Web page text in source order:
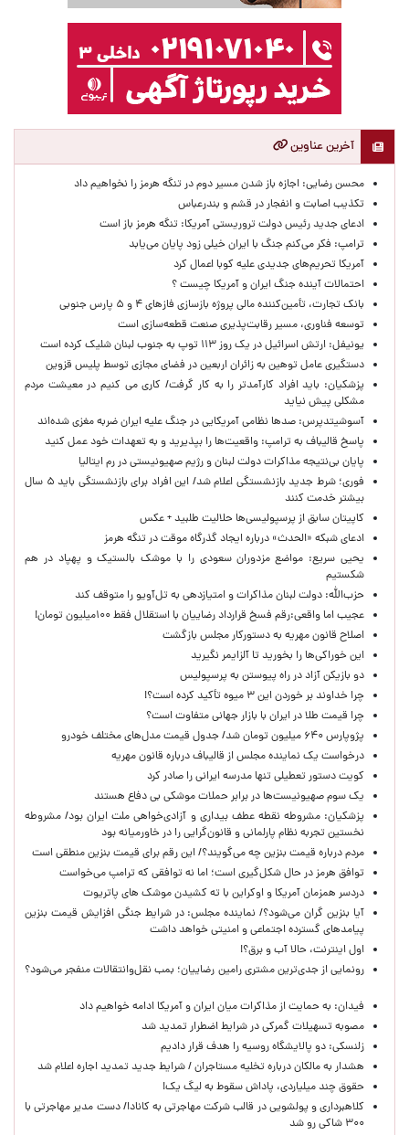
آخرین عناوین
محسن رضایی: اجازه باز شدن مسیر دوم در تنگه هرمز را نخواهیم داد
تکذیب اصابت و انفجار در قشم و بندرعباس
ادعای جدید رئیس دولت تروریستی آمریکا: تنگه هرمز باز است
ترامپ: فکر می‌کنم جنگ با ایران خیلی زود پایان می‌یابد
آمریکا تحریم‌های جدیدی علیه کوبا اعمال کرد
احتمالات آینده جنگ ایران و آمریکا چیست ؟
بانک تجارت، تأمین‌کننده مالی پروژه بازسازی فازهای ۴ و ۵ پارس جنوبی
توسعه فناوری، مسیر رقابت‌پذیری صنعت قطعه‌سازی است
یونیفل: ارتش اسرائیل در یک روز ۱۱۳ توپ به جنوب لبنان شلیک کرده است
دستگیری عامل توهین به زائران اربعین در فضای مجازی توسط پلیس قزوین
پزشکیان: باید افراد کارآمدتر را به کار گرفت/ کاری می کنیم در معیشت مردم
مشکلی پیش نیاید
آسوشیتدپرس: صدها نظامی آمریکایی در جنگ علیه ایران ضربه مغزی شده‌اند
پاسخ قالیباف به ترامپ: واقعیت‌ها را بپذیرید و به تعهدات خود عمل کنید
پایان بی‌نتیجه مذاکرات دولت لبنان و رژیم صهیونیستی در رم ایتالیا
فوری؛ شرط جدید بازنشستگی اعلام شد/ این افراد برای بازنشستگی باید ۵ سال
بیشتر خدمت کنند
کاپیتان سابق از پرسپولیسی‌ها حلالیت طلبید + عکس
ادعای شبکه «الحدث» درباره ایجاد گذرگاه موقت در تنگه هرمز
یحیی سریع: مواضع مزدوران سعودی را با موشک بالستیک و پهپاد در هم
شکستیم
حزب‌الله: دولت لبنان مذاکرات و امتیازدهی به تل‌آویو را متوقف کند
عجیب اما واقعی:رقم فسخ قرارداد رضاییان با استقلال فقط ۱۰۰میلیون تومان!
اصلاح قانون مهریه به دستورکار مجلس بازگشت
این خوراکی‌ها را بخورید تا آلزایمر نگیرید
دو بازیکن آزاد در راه پیوستن به پرسپولیس
چرا خداوند بر خوردن این ۳ میوه تأکید کرده است؟!
چرا قیمت طلا در ایران با بازار جهانی متفاوت است؟
پژوپارس ۶۴۰ میلیون تومان شد/ جدول قیمت مدل‌های مختلف خودرو
درخواست یک نماینده مجلس از قالیباف درباره قانون مهریه
کویت دستور تعطیلی تنها مدرسه ایرانی را صادر کرد
یک‌ سوم صهیونیست‌ها در برابر حملات موشکی بی دفاع هستند
پزشکیان: مشروطه نقطه عطف بیداری و آزادی‌خواهی ملت ایران بود/ مشروطه
نخستین تجربه نظام پارلمانی و قانون‌گرایی را در خاورمیانه بود
مردم درباره قیمت بنزین چه می‌گویند؟/ این رقم برای قیمت بنزین منطقی است
توافق هرمز در حال شکل‌گیری است؛ اما نه توافقی که ترامپ می‌خواست
دردسر همزمان آمریکا و اوکراین با ته کشیدن موشک های پاتریوت
آیا بنزین گران می‌شود؟/ نماینده مجلس: در شرایط جنگی افزایش قیمت بنزین
پیامدهای گسترده اجتماعی و امنیتی خواهد داشت
اول اینترنت، حالا آب و برق؟!
رونمایی از جدی‌ترین مشتری رامین رضاییان؛ بمب نقل‌وانتقالات منفجر می‌شود؟
فیدان: به حمایت از مذاکرات میان ایران و آمریکا ادامه خواهیم داد
مصوبه تسهیلات گمرکی در شرایط اضطرار تمدید شد
زلنسکی: دو پالایشگاه روسیه را هدف قرار دادیم
هشدار به مالکان درباره تخلیه مستاجران / شرایط جدید تمدید اجاره اعلام شد
حقوق چند میلیاردی، پاداش سقوط به لیگ یک!
کلاهبرداری و پولشویی در قالب شرکت مهاجرتی به کانادا/ دست مدیر مهاجرتی با
۳۰۰ شاکی رو شد